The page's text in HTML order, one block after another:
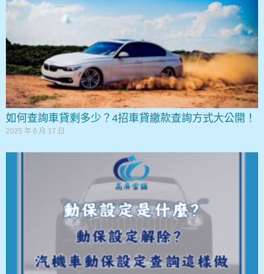
如何查詢車貸剩多少？4招車貸繳款查詢方式大公開！
2025 年 6 月 17 日